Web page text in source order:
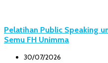
Pelatihan Public Speaking
Semu FH Unimma
30/07/2026